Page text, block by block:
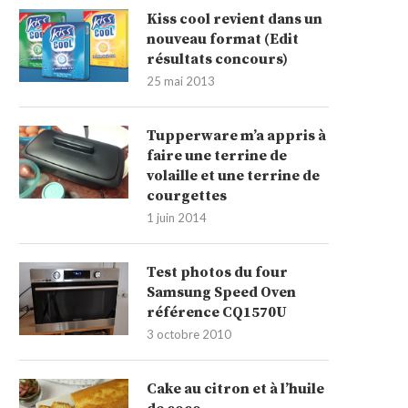
Kiss cool revient dans un
nouveau format (Edit
résultats concours)
25 mai 2013
Tupperware m’a appris à
faire une terrine de
volaille et une terrine de
courgettes
1 juin 2014
Test photos du four
Samsung Speed Oven
référence CQ1570U
3 octobre 2010
Cake au citron et à l’huile